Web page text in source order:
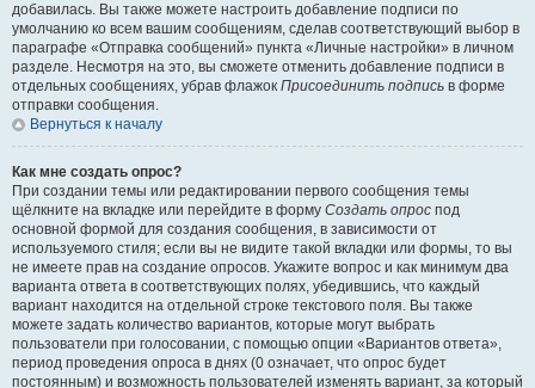
добавилась. Вы также можете настроить добавление подписи по
умолчанию ко всем вашим сообщениям, сделав соответствующий выбор в
параграфе «Отправка сообщений» пункта «Личные настройки» в личном
разделе. Несмотря на это, вы сможете отменить добавление подписи в
отдельных сообщениях, убрав флажок Присоединить подпись в форме
отправки сообщения.
Вернуться к началу
Как мне создать опрос?
При создании темы или редактировании первого сообщения темы
щёлкните на вкладке или перейдите в форму Создать опрос под
основной формой для создания сообщения, в зависимости от
используемого стиля; если вы не видите такой вкладки или формы, то вы
не имеете прав на создание опросов. Укажите вопрос и как минимум два
варианта ответа в соответствующих полях, убедившись, что каждый
вариант находится на отдельной строке текстового поля. Вы также
можете задать количество вариантов, которые могут выбрать
пользователи при голосовании, с помощью опции «Вариантов ответа»,
период проведения опроса в днях (0 означает, что опрос будет
постоянным) и возможность пользователей изменять вариант, за который